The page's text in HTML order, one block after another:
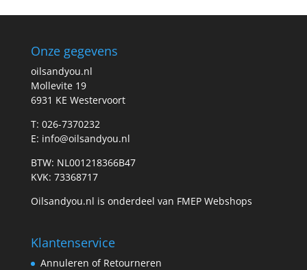
Onze gegevens
oilsandyou.nl
Mollevite 19
6931 KE Westervoort
T: 026-7370232
E: info@oilsandyou.nl
BTW: NL001218366B47
KVK: 73368717
Oilsandyou.nl is onderdeel van FMEP Webshops
Klantenservice
Annuleren of Retourneren